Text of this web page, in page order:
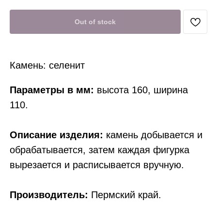
Out of stock
Параметры в мм: высота 160, ширина
110.
Описание изделия: камень добывается и
обрабатывается, затем каждая фигурка
вырезается и расписывается вручную.
Производитель: Пермский край.
Камень: селенит